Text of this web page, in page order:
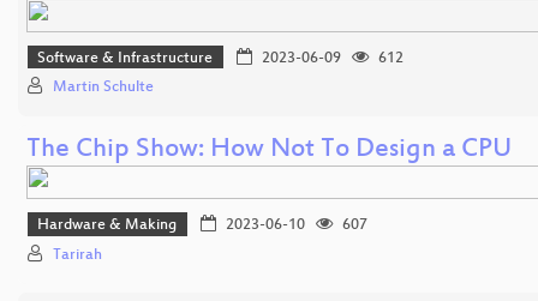
Software & Infrastructure 2023-06-09
612
Martin Schulte
The Chip Show: How Not To Design a CPU
Hardware & Making 2023-06-10
607
Tarirah